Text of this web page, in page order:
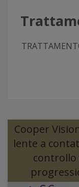
Cooper
lente a
controllo